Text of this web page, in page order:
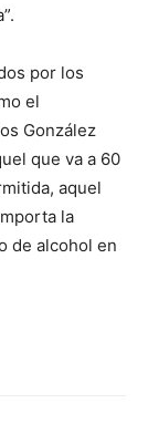
por los
el
González
que va a 60
aquel
la
de alcohol en